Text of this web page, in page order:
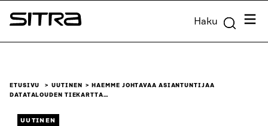
Siirry
suoraan
Sitra Haku
ETUSIVU UUTINEN
HAEMME JOHTAVAA ASIANTUNTIJAA
DATATALOUDEN TIEKARTTA…
UUTINEN